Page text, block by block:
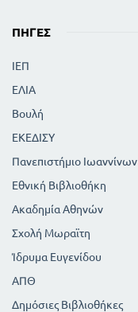
ΠΗΓΈΣ
ΙΕΠ
ΕΛΙΑ
Βουλή
ΕΚΕΔΙΣΥ
Πανεπιστήμιο Ιωαννίνων
Εθνική Βιβλιοθήκη
Ακαδημία Αθηνών
Σχολή Μωραϊτη
Ίδρυμα Ευγενίδου
ΑΠΘ
Δημόσιες Βιβλιοθήκες